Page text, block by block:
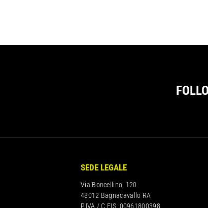
SEDE LEGALE
Via Boncellino, 120
48012 Bagnacavallo RA
P.IVA / C.FIS. 00961800398